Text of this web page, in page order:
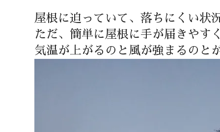
屋根に迫っていて、落ちにくい状
ただ、簡単に屋根に手が届きやす
気温が上がるのと風が強まるのと